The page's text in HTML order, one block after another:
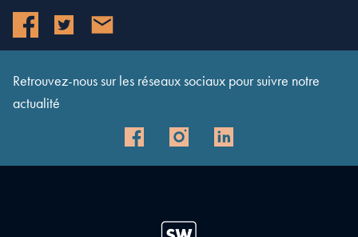
Retrouvez-nous sur les réseaux sociaux pour suivre notre
actualité